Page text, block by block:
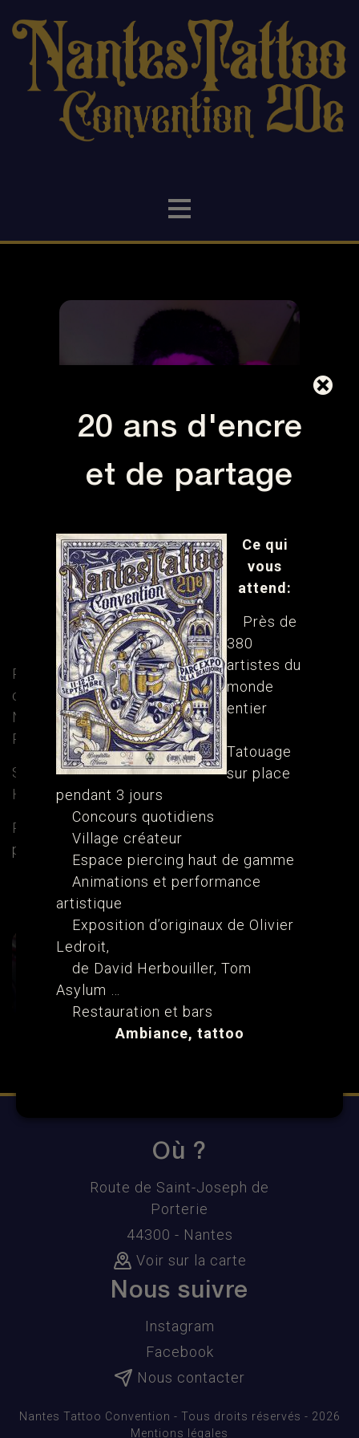
PUMPKIN
HANDPOKE
Saint Vallier - France
Cartoon, Manga, Naïf
Pumpkin Handpoke sera présente à la
convention Internationale du tatouage de
Nantes les 11, 12 et 13 septembre 2026 au
Parc des expositions de la Beaujoire.
Son travail en quelques mots : Je fais du
Handpoke couleur flashy illustratif.
Pour la contacter, lui parler de votre projet ou
prendre rendez-vous utilisez son Instagram
Écrire Site internet
Où ?
Route de Saint-Joseph de
Porterie
44300 - Nantes
Voir sur la carte
Nous suivre
Instagram
Facebook
Nous contacter
Nantes Tattoo Convention - Tous droits réservés - 2026
Mentions légales
20 ans d'encre
et de partage
Ce qui
vous
attend:
Près de
380
artistes du
monde
entier
Tatouage
sur place
pendant 3 jours
Concours quotidiens
Village créateur
Espace piercing haut de gamme
Animations et performance
artistique
Exposition d’originaux de Olivier
Ledroit,
de David Herbouiller, Tom
Asylum …
Restauration et bars
Ambiance, tattoo